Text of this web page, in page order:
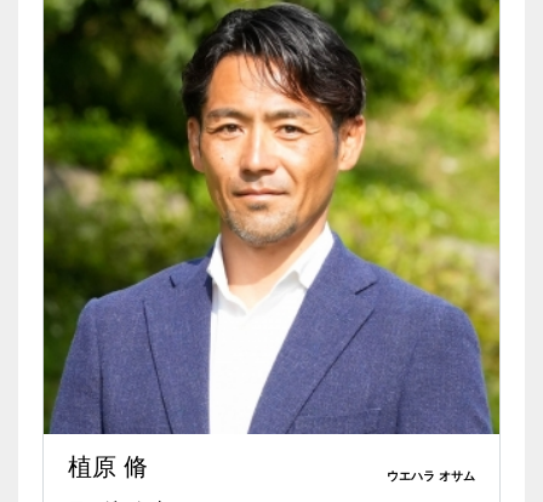
植原 脩 ウエハラ オサム